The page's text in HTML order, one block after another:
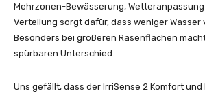
Mehrzonen-Bewässerung,
Verteilung sorgt dafür, dass weniger Wasser
Besonders bei größeren Rasenflächen
spürbaren Unterschied.
Uns gefällt, dass der IrriSense 2 Komfort